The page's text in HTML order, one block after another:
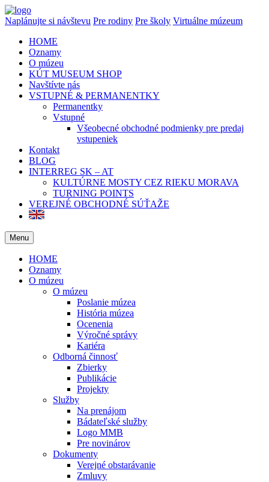
Naplánujte si návštevu Pre rodiny Pre školy Virtuálne múzeum
HOME
Oznamy
O múzeu
KÚT MUSEUM SHOP
Navštívte nás
VSTUPNÉ & PERMANENTKY
Permanentky
Vstupné
Všeobecné obchodné podmienky pre predaj
vstupeniek
Kontakt
BLOG
INTERREG SK – AT
KULTÚRNE MOSTY CEZ RIEKU MORAVA
TURNING POINTS
VEREJNÉ OBCHODNÉ SÚŤAŽE
Menu
HOME
Oznamy
O múzeu
O múzeu
Poslanie múzea
História múzea
Ocenenia
Výročné správy
Kariéra
Odborná činnosť
Zbierky
Publikácie
Projekty
Služby
Na prenájom
Bádateľské služby
Logo MMB
Pre novinárov
Dokumenty
Verejné obstarávanie
Zmluvy